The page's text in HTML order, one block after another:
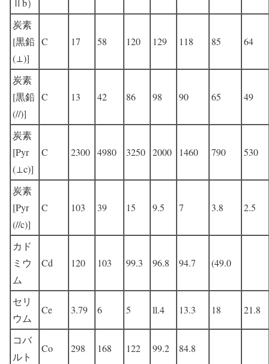
Ⅱb）
炭素
[黒鉛
(⊥)]
C 17 58 120 129 118 85 64
炭素
[黒鉛
(//)]
C 13 42 86 98 90 65 49
炭素
[Pyr
(⊥c)]
C 2300 4980 3250 2000 1460 790 530
炭素
[Pyr
(//c)]
C 103 39 15 9.5 7 3.8 2.5
カド
ミウ
ム
Cd 120 103 99.3 96.8 94.7 (49.0
セリ
ウム
Ce 3.79 6 5 ll.4 13.3 18 21.8
コバ
ルト
Co 298 168 122 99.2 84.8